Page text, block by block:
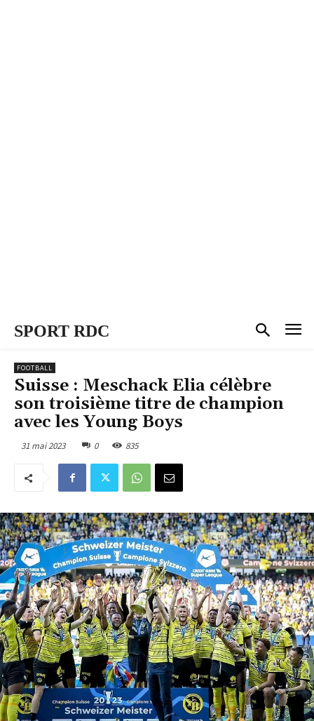
SPORT RDC
FOOTBALL
Suisse : Meschack Elia célèbre
son troisième titre de champion
avec les Young Boys
31 mai 2023 0 835